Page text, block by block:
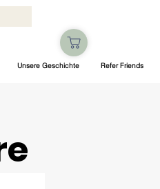
Unsere Geschichte Refer Friends